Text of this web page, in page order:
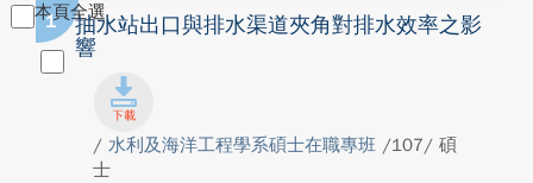
本頁全選
1
抽水站出口與排水渠道夾角對排水效率之影
響
/ 水利及海洋工程學系碩士在職專班 /107/ 碩
士